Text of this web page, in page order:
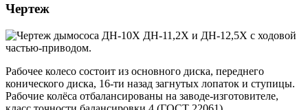
Чертеж
Рабочее колесо состоит из основного диска, переднего
конического диска, 16-ти назад загнутых лопаток и ступицы.
Рабочие колёса отбалансированы на заводе-изготовителе,